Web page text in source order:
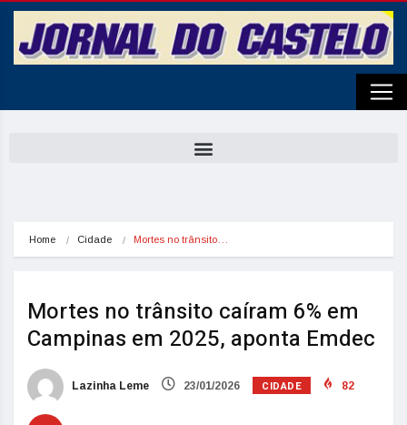
Home Cidade Mortes no trânsito…
Mortes no trânsito caíram 6% em
Campinas em 2025, aponta Emdec
Lazinha Leme 23/01/2026 CIDADE 82